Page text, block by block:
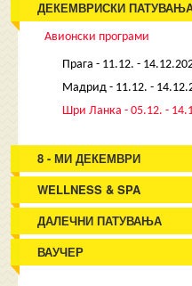
ДЕКЕМВРИСКИ
Авионски програми
Прага - 11.12. -
Мадрид - 11.12. -
Шри Ланка - 05.12. -
8 - МИ ДЕКЕМВРИ
WELLNESS & SPA
ДАЛЕЧНИ ПАТУВАЊА
ВАУЧЕР